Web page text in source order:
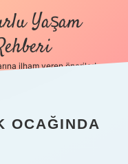
Yaşam
ilham veren öneriler!
OCAĞINDA